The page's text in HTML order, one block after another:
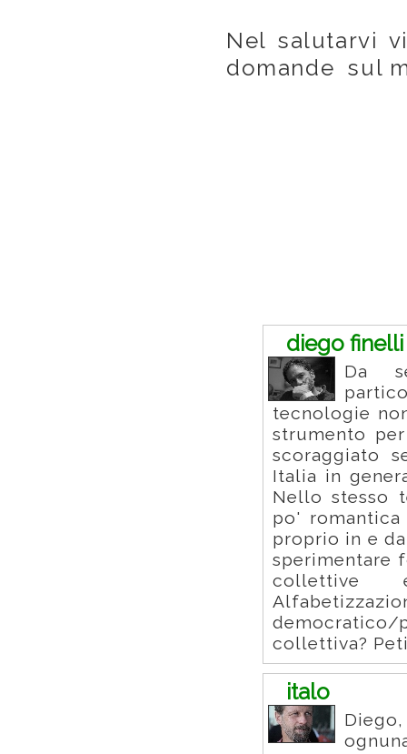
Nel salutarvi
domande sul
diego finelli
Da
tecnologie
strumento
scoraggiato
Italia in
Nello stesso
po'
proprio in e
sperimentare
collettive
collettiva?
italo